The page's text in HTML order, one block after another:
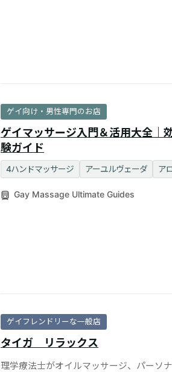
ゲイ向け・男性専門のお店
ゲイマッサージ入門＆活用大全｜
験ガイド
4ハンドマッサージ アーユルヴェーダ ア
Gay Massage Ultimate Guides
ゲイフレンドリーな一般店
タイガ＿リラックス
理学療法士がオイルマッサージ、パーソ